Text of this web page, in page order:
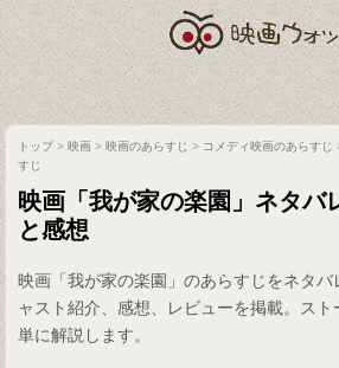
トップ>映画 >映画のあらすじ > コメディ映画のあらすじ
すじ
映画「我が家の楽園」ネタバ
と感想
映画「我が家の楽園」のあらすじをネタバ
ャスト紹介、感想、レビューを掲載。ス
単に解説します。